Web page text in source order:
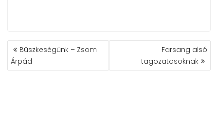
BEJEGYZÉS
NAVIGÁCIÓ
Büszkeségünk – Zsom
Árpád
Farsang alsó
tagozatosoknak